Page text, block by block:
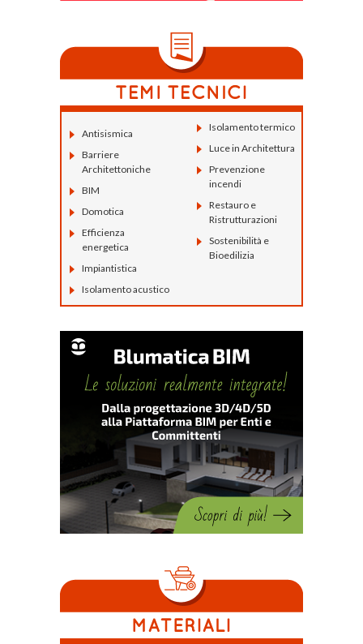
Antisismica
Barriere
Architettoniche
BIM
Domotica
Efficienza
energetica
Impiantistica
Isolamento acustico
Isolamento termico
Luce in Architettura
Prevenzione
incendi
Restauro e
Ristrutturazioni
Sostenibilità e
Bioedilizia